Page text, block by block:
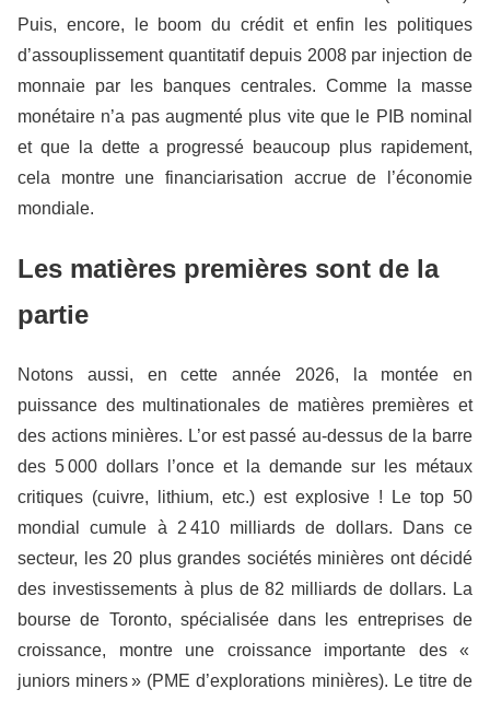
Puis, encore, le boom du crédit et enfin les politiques
d’assouplissement quantitatif depuis 2008 par injection de
monnaie par les banques centrales. Comme la masse
monétaire n’a pas augmenté plus vite que le PIB nominal
et que la dette a progressé beaucoup plus rapidement,
cela montre une financiarisation accrue de l’économie
mondiale.
Les matières premières sont de la
partie
Notons aussi, en cette année 2026, la montée en
puissance des multinationales de matières premières et
des actions minières. L’or est passé au-dessus de la barre
des 5 000 dollars l’once et la demande sur les métaux
critiques (cuivre, lithium, etc.) est explosive ! Le top 50
mondial cumule à 2 410 milliards de dollars. Dans ce
secteur, les 20 plus grandes sociétés minières ont décidé
des investissements à plus de 82 milliards de dollars. La
bourse de Toronto, spécialisée dans les entreprises de
croissance, montre une croissance importante des «
juniors miners » (PME d’explorations minières). Le titre de